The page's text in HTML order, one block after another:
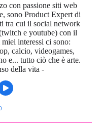
con passione siti web
sono Product Expert di
tra cui il social network
e youtube) con il
interessi ci sono:
calcio, videogames,
e... tutto ciò che è arte.
della vita -